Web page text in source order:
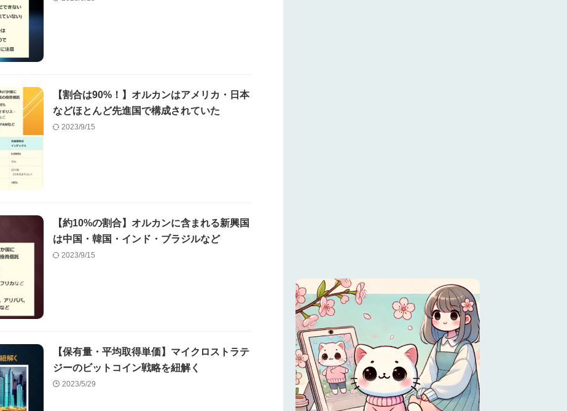
【割合は90%！】オルカンはアメリカ・日本
などほとんど先進国で構成されていた
2023/9/15
【約10%の割合】オルカンに含まれる新興国
は中国・韓国・インド・ブラジルなど
2023/9/15
【保有量・平均取得単価】マイクロストラテ
ジーのビットコイン戦略を紐解く
2023/5/29